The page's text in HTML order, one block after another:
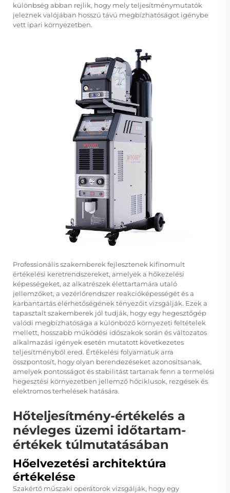
különbség abban rejlik, hogy mely teljesítménymutatók
jeleznek valójában hosszú távú megbízhatóságot igénybe
vett ipari környezetben.
Professionális szakemberek fejlesztenek kifinomult
értékelési keretrendszereket, amelyek a hőkezelési
képességeket, az alkatrészek élettartamára utaló
jellemzőket, a vezérlőrendszer reakcióképességét és a
karbantartás elérhetőségének tényezőit vizsgálják. Ezek a
tapasztalt szakemberek jól tudják, hogy egy hegesztőgép
valódi megbízhatósága a különböző környezeti feltételek
mellett, hosszabb működési időszakok során és változatos
alkalmazási igények esetén mutatott következetes
teljesítményből ered. Értékelési folyamatuk arra
összpontosít, hogy olyan berendezéseket azonosítsanak,
amelyek pontosságot és stabilitást tartanak fenn a termelési
hegesztési környezetben jellemző hőciklusok, rezgések és
elektromos terhelések hatására.
Hőteljesítmény-értékelés a
névleges üzemi időtartam-
értékek túlmutatásában
Hőelvezetési architektúra
értékelése
Szakértő műszaki operátorok vizsgálják, hogy egy